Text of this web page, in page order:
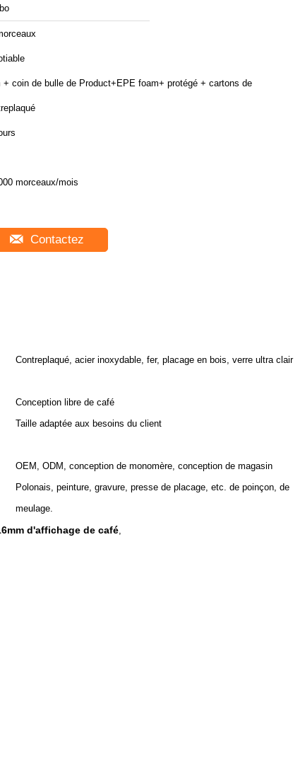
+ coin de bulle de Product+EPE foam+ protégé + cartons de
morceaux/mois
Contactez
Contreplaqué, acier inoxydable, fer, placage en bois, verre ultra clair
Conception libre de café
Taille adaptée aux besoins du client
OEM, ODM, conception de monomère, conception de magasin
Polonais, peinture, gravure, presse de placage, etc. de poinçon, de
meulage.
d'affichage de café,